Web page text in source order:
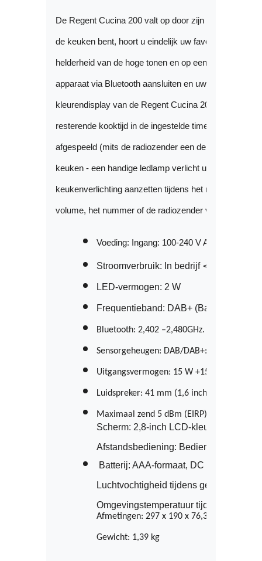
De Regent Cucina 200 valt op door zijn
de keuken bent, hoort u eindelijk uw favoriete
helderheid van de hoge tonen en op een volume dat
apparaat via Bluetooth aansluiten en uw favoriete
kleurendisplay van de Regent Cucina 200 toont alle
resterende kooktijd in de ingestelde timer en zelfs
afgespeeld (mits de radiozender een dergelijke
keuken - een handige ledlamp verlicht uw werkblad
keukenverlichting aanzetten tijdens het maken van
volume, het nummer of de radiozender veranderen?
Voeding: Ingang: 100-240 V AC, 50/60
Stroomverbruik: In bedrijf ⋖
LED-vermogen: 2 W
Frequentieband: DAB+ (Band III):
Bluetooth: 2,402 –2,480GHz.
Sensorgeheugen: DAB/DAB+: 30
Uitgangsvermogen: 15 W +15 W (bij 4
Luidspreker: 41 mm (1,6 inch) diameter, 4
Maximaal zend 5 dBm (EIRP).
Afstandsbediening: Bedieningsbereik:
Luchtvochtigheid tijdens gebruik: 40-
Afmetingen: 297 x 190 x 76,3 mm
Gewicht: 1,39 kg